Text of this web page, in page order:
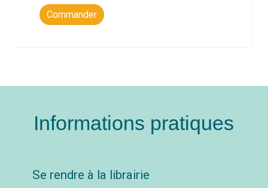
Commander
Informations pratiques
Se rendre à la librairie